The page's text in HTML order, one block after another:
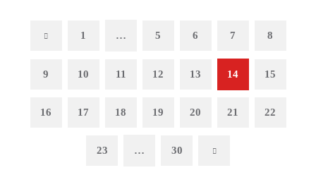
Previous1 … 5 6 7 8
9 10 11 12 13 14 15
16 17 18 19 20 21 22
23 … 30 Next